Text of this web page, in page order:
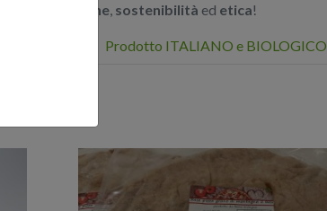
tradizione, sostenibilità ed etica!
Prodotto ITALIANO e BIOLOGICO